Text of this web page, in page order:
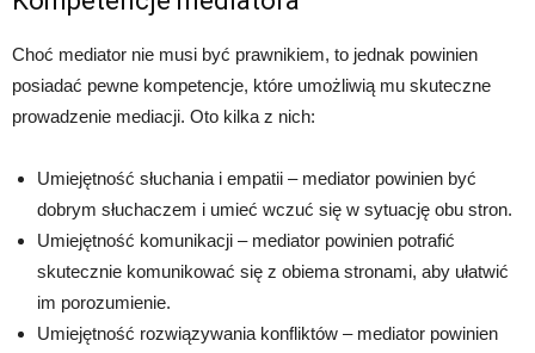
Choć mediator nie musi być prawnikiem, to jednak powinien
posiadać pewne kompetencje, które umożliwią mu skuteczne
prowadzenie mediacji. Oto kilka z nich:
Umiejętność słuchania i empatii – mediator powinien być
dobrym słuchaczem i umieć wczuć się w sytuację obu stron.
Umiejętność komunikacji – mediator powinien potrafić
skutecznie komunikować się z obiema stronami, aby ułatwić
im porozumienie.
Umiejętność rozwiązywania konfliktów – mediator powinien